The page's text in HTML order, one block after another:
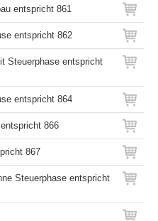
entspricht 861
entspricht 862
Steuerphase entspricht
entspricht 864
866
867
Steuerphase entspricht